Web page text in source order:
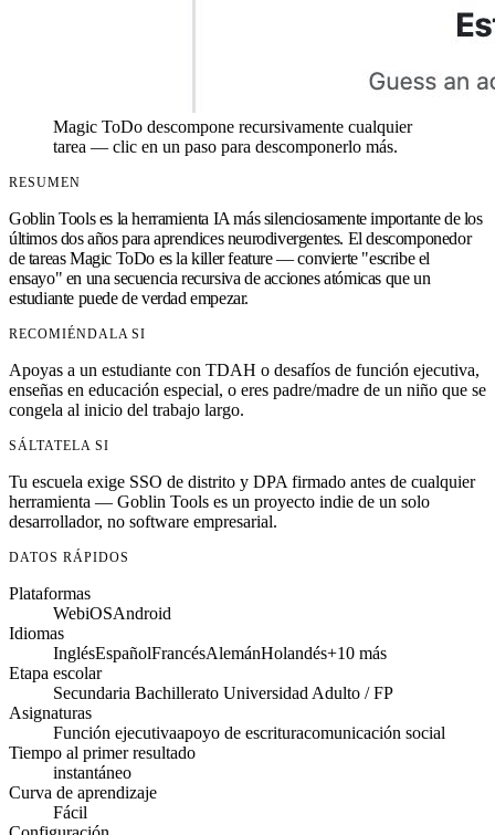
Magic ToDo descompone recursivamente cualquier
tarea — clic en un paso para descomponerlo más.
RESUMEN
Goblin Tools es la herramienta IA más silenciosamente importante de los
últimos dos años para aprendices neurodivergentes. El descomponedor
de tareas Magic ToDo es la killer feature — convierte "escribe el
ensayo" en una secuencia recursiva de acciones atómicas que un
estudiante puede de verdad empezar.
RECOMIÉNDALA SI
Apoyas a un estudiante con TDAH o desafíos de función ejecutiva,
enseñas en educación especial, o eres padre/madre de un niño que se
congela al inicio del trabajo largo.
SÁLTATELA SI
Tu escuela exige SSO de distrito y DPA firmado antes de cualquier
herramienta — Goblin Tools es un proyecto indie de un solo
desarrollador, no software empresarial.
DATOS RÁPIDOS
Plataformas
WebiOSAndroid
Idiomas
InglésEspañolFrancésAlemánHolandés+10 más
Etapa escolar
Secundaria Bachillerato Universidad Adulto / FP
Asignaturas
Función ejecutivaapoyo de escrituracomunicación social
Tiempo al primer resultado
instantáneo
Curva de aprendizaje
Fácil